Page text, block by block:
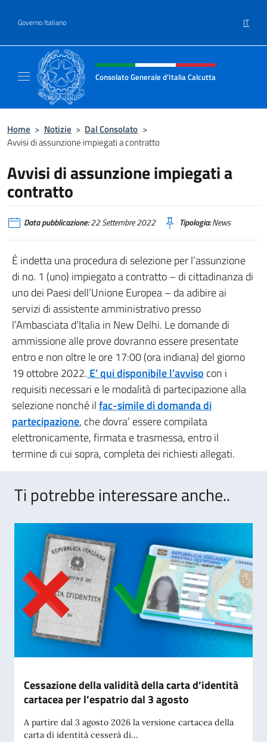
Governo Italiano IT
Intestazione sito, social e menù
Consolato Generale d'Italia Calcutta
Home > Notizie > Dal Consolato >
Avvisi di assunzione impiegati a contratto
Avvisi di assunzione impiegati a
contratto
Data pubblicazione:22 Settembre 2022 Tipologia:News
È indetta una procedura di selezione per l’assunzione
di no. 1 (uno) impiegato a contratto – di cittadinanza di
uno dei Paesi dell’Unione Europea – da adibire ai
servizi di assistente amministrativo presso
l’Ambasciata d’Italia in New Delhi. Le domande di
ammissione alle prove dovranno essere presentate
entro e non oltre le ore 17:00 (ora indiana) del giorno
19 ottobre 2022. E’ qui disponibile l’avviso con i
requisiti necessari e le modalità di partecipazione alla
selezione nonché ilfac-simile di domanda di
partecipazione, che dovra’ essere compilata
elettronicamente, firmata e trasmessa, entro il
termine di cui sopra, completa dei richiesti allegati.
Ti potrebbe interessare anche..
Cessazione della validità della carta d’identità
cartacea per l’espatrio dal 3 agosto
A partire dal 3 agosto 2026 la versione cartacea della
carta di identità cesserà di...